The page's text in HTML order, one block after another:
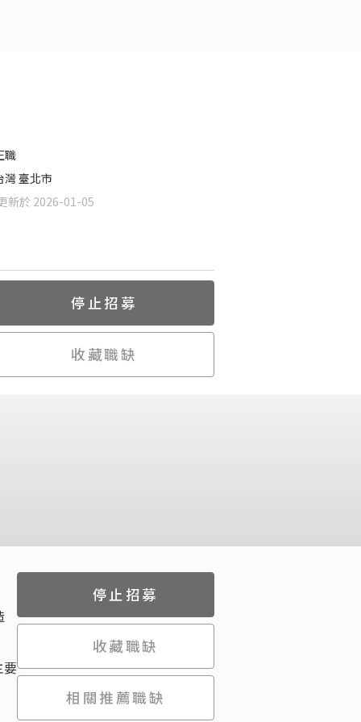
職
灣 臺北市
新於 2026-01-05
停止招募
收藏職缺
要
停止招募
收藏職缺
相關推薦職缺